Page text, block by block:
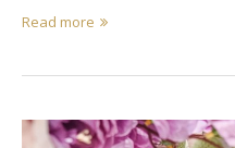
Read more